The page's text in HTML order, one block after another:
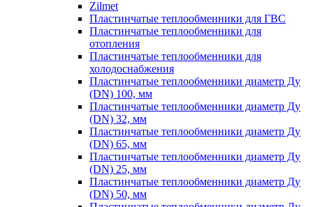
Zilmet
Пластинчатые теплообменники для ГВС
Пластинчатые теплообменники для
отопления
Пластинчатые теплообменники для
холодоснабжения
Пластинчатые теплообменники диаметр Ду
(DN) 100, мм
Пластинчатые теплообменники диаметр Ду
(DN) 32, мм
Пластинчатые теплообменники диаметр Ду
(DN) 65, мм
Пластинчатые теплообменники диаметр Ду
(DN) 25, мм
Пластинчатые теплообменники диаметр Ду
(DN) 50, мм